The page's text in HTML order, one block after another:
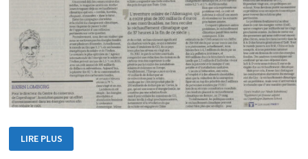
RÉCHAUFFEMENT
CLIMATIQUE
:
LIRE PLUS